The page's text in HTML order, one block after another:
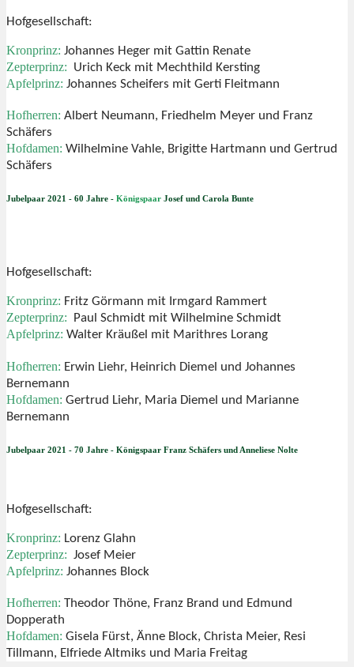
Hofgesellschaft:
Kronprinz: Johannes Heger mit Gattin Renate
Zepterprinz: Urich Keck mit Mechthild Kersting
Apfelprinz: Johannes Scheifers mit Gerti Fleitmann
Hofherren: Albert Neumann, Friedhelm Meyer und Franz
Schäfers
Hofdamen: Wilhelmine Vahle, Brigitte Hartmann und Gertrud
Schäfers
Jubelpaar 2021 - 60 Jahre - Königspaar Josef und Carola Bunte
Hofgesellschaft:
Kronprinz: Fritz Görmann mit Irmgard Rammert
Zepterprinz:
Paul Schmidt mit Wilhelmine Schmidt
Apfelprinz: Walter Kräußel mit Marithres Lorang
Hofherren: Erwin Liehr, Heinrich Diemel und Johannes
Bernemann
Hofdamen: Gertrud Liehr, Maria Diemel und Marianne
Bernemann
Jubelpaar 2021 - 70 Jahre - Königspaar Franz Schäfers und Anneliese Nolte
Hofgesellschaft:
Kronprinz: Lorenz Glahn
Zepterprinz: Josef Meier
Apfelprinz: Johannes Block
Hofherren: Theodor Thöne, Franz Brand und Edmund
Dopperath
Hofdamen: Gisela Fürst, Änne Block, Christa Meier, Resi
Tillmann, Elfriede Altmiks und Maria Freitag